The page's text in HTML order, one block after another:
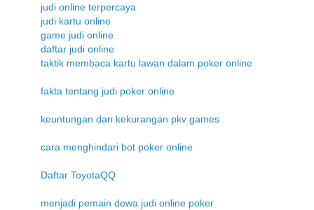
judi online terpercaya
judi kartu online
game judi online
daftar judi online
taktik membaca kartu lawan dalam poker online
fakta tentang judi poker online
keuntungan dan kekurangan pkv games
cara menghindari bot poker online
Daftar ToyotaQQ
menjadi pemain dewa judi online poker